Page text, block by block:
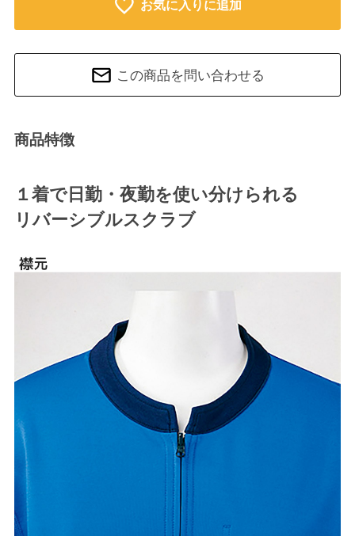
お気に入りに追加
この商品を問い合わせる
商品特徴
１着で日勤・夜勤を使い分けられる
リバーシブルスクラブ